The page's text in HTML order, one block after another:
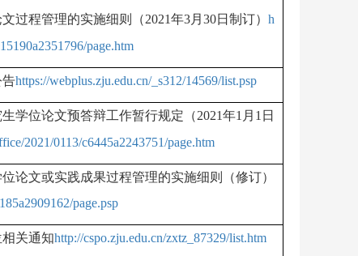
过程管理的实施细则（2021年3月 30日制订） h
page.htm
告https://webplus.zju.edu.cn/_s312/14569/list.psp
学位论文预答辩工作暂行规定（2021年1 月 1 日
2021/0113/c6445a2243751/page.htm
论文或实践成果过程管理的实施细则（修订）
page.psp
关通知http://cspo.zju.edu.cn/zxtz_87329/list.htm